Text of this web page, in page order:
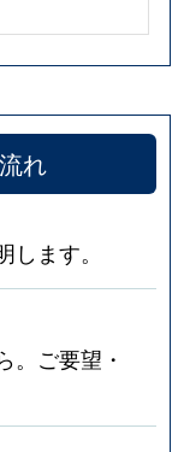
れ
ます。
。ご要望・